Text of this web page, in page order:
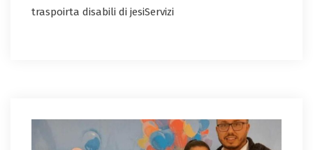
traspoirta disabili di jesiServizi